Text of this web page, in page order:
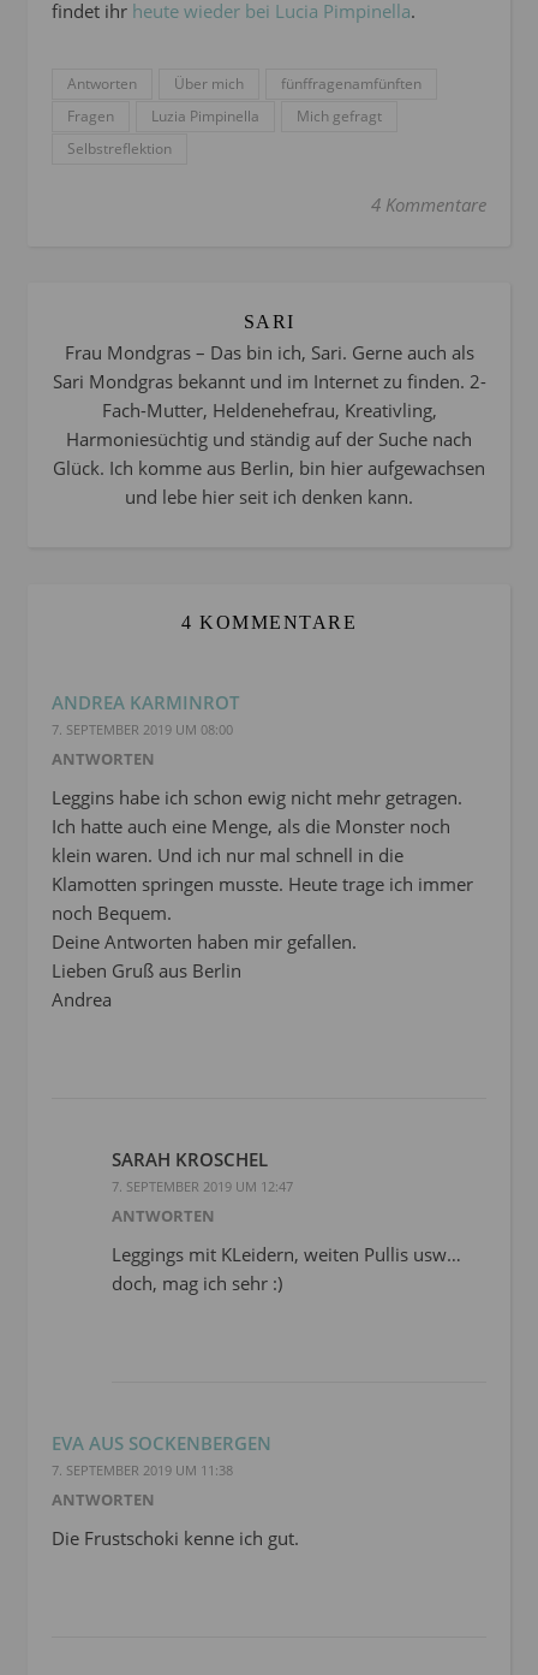
findet ihr heute wieder bei Lucia Pimpinella.
Antworten Über mich
fünffragenamfünften
Fragen
Luzia Pimpinella
Mich gefragt
Selbstreflektion
4 Kommentare
SARI
Frau Mondgras – Das bin ich, Sari. Gerne auch als
Sari Mondgras bekannt und im Internet zu finden. 2-
Fach-Mutter, Heldenehefrau, Kreativling,
Harmoniesüchtig und ständig auf der Suche nach
Glück. Ich komme aus Berlin, bin hier aufgewachsen
und lebe hier seit ich denken kann.
4 KOMMENTARE
ANDREA KARMINROT
7. SEPTEMBER 2019 UM 08:00
ANTWORTEN
Leggins habe ich schon ewig nicht mehr getragen.
Ich hatte auch eine Menge, als die Monster noch
klein waren. Und ich nur mal schnell in die
Klamotten springen musste. Heute trage ich immer
noch Bequem.
Deine Antworten haben mir gefallen.
Lieben Gruß aus Berlin
Andrea
SARAH KROSCHEL
7. SEPTEMBER 2019 UM 12:47
ANTWORTEN
Leggings mit KLeidern, weiten Pullis usw…
doch, mag ich sehr :)
EVA AUS SOCKENBERGEN
7. SEPTEMBER 2019 UM 11:38
ANTWORTEN
Die Frustschoki kenne ich gut.